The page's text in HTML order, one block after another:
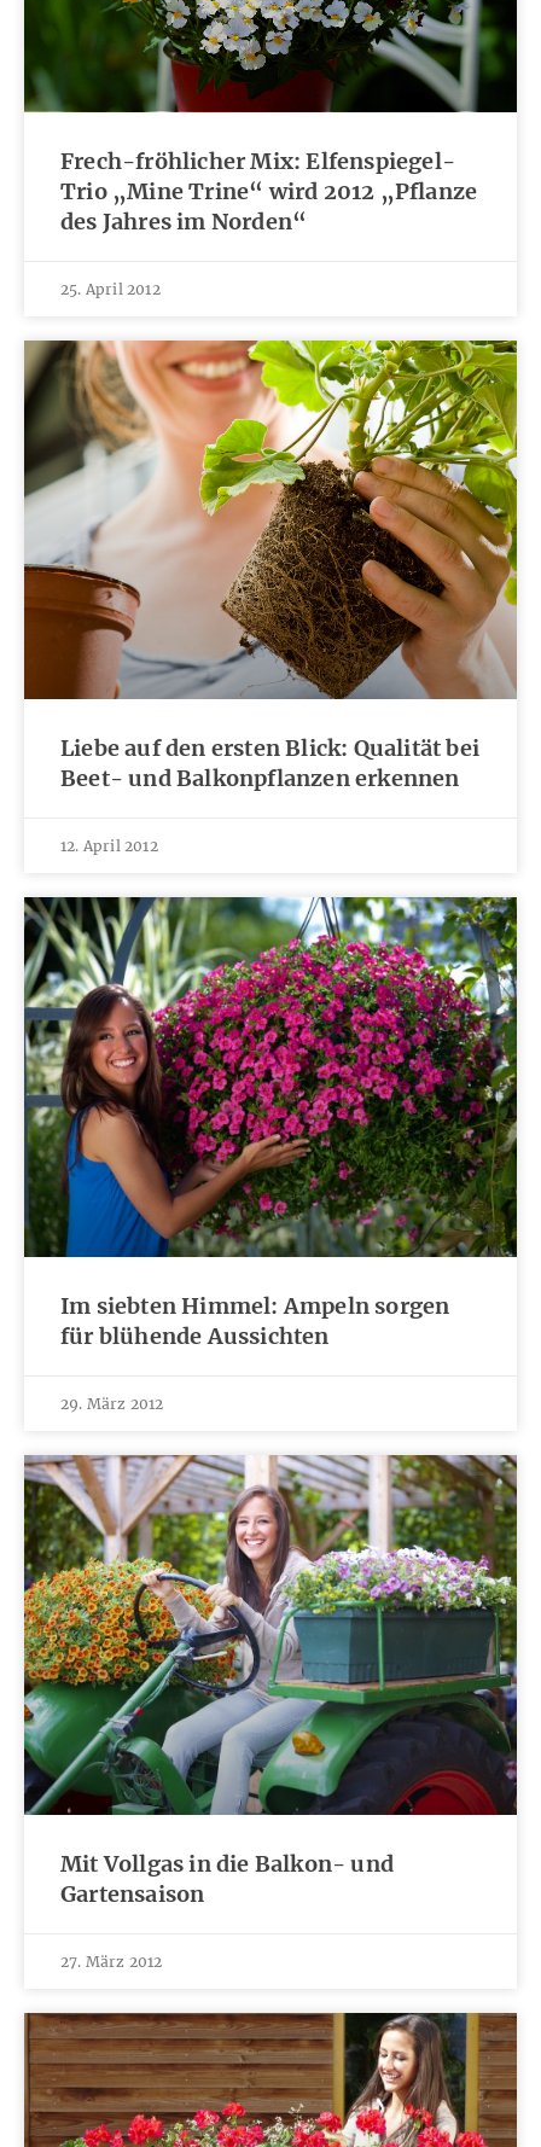
Frech-fröhlicher Mix: Elfenspiegel-
Trio „Mine Trine“ wird 2012 „Pflanze
des Jahres im Norden“
25. April 2012
Liebe auf den ersten Blick: Qualität bei
Beet- und Balkonpflanzen erkennen
12. April 2012
Im siebten Himmel: Ampeln sorgen
für blühende Aussichten
29. März 2012
Mit Vollgas in die Balkon- und
Gartensaison
27. März 2012